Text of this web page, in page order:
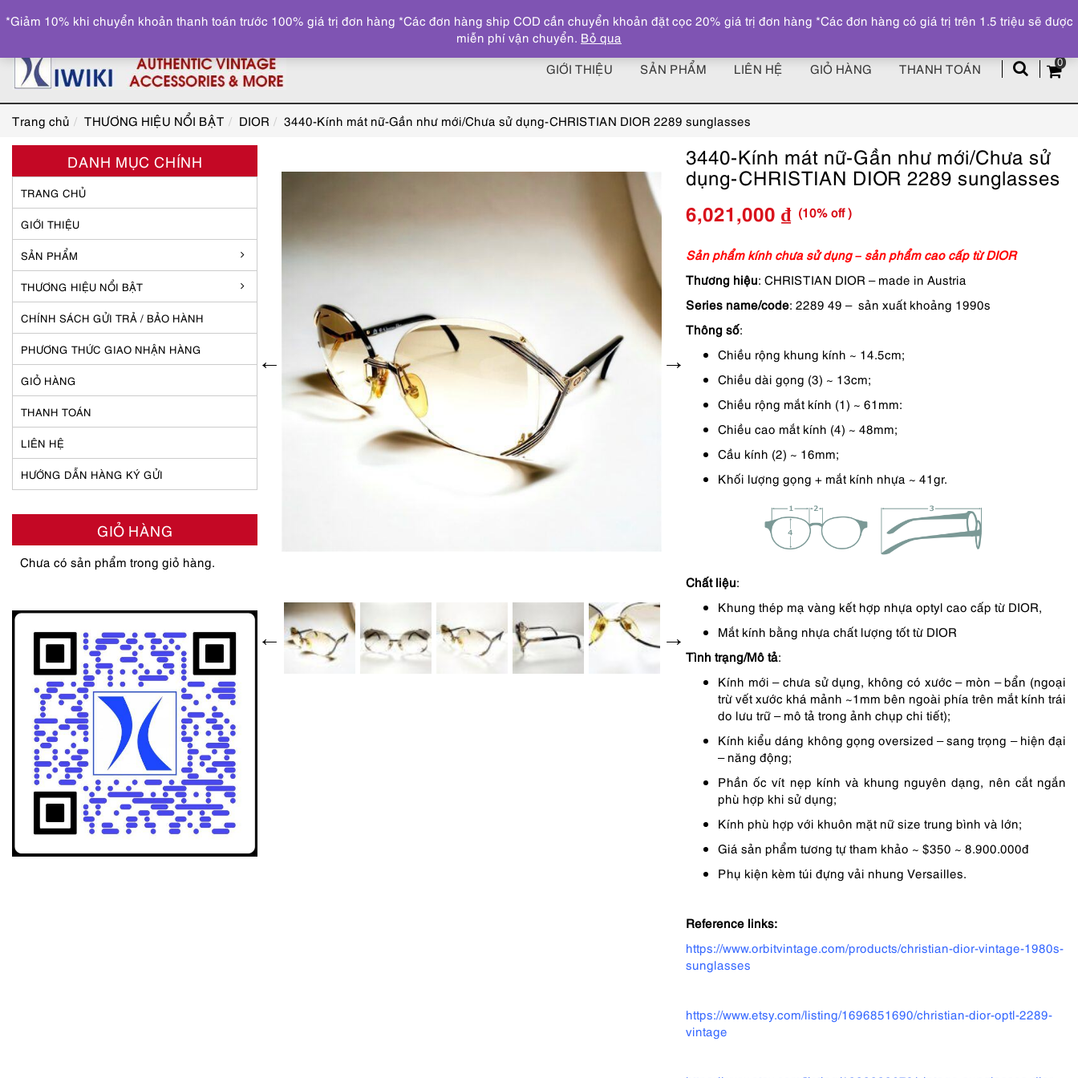
z
0
GIỚI THIỆU SẢN PHẨM LIÊN HỆ GIỎ HÀNG THANH TOÁN
Trang chủ THƯƠNG HIỆU NỔI BẬT DIOR 3440-Kính mát nữ-Gần như mới/Chưa sử dụng-CHRISTIAN DIOR 2289 sunglasses
3440-Kính mát nữ-Gần như mới/Chưa sử
dụng-CHRISTIAN DIOR 2289 sunglasses
Giá
gốc
là:
6,690,000 ₫.
6,021,000 ₫
Giá
hiện
tại
là:
(10% off )
Sản phẩm kính chưa sử dụng – sản phẩm cao cấp từ DIOR
Thương hiệu: CHRISTIAN DIOR – made in Austria
Series name/code: 2289 49 – sản xuất khoảng 1990s
Thông số:
Chiều rộng khung kính ~ 14.5cm;
Chiều dài gọng (3) ~ 13cm;
Chiều rộng mắt kính (1) ~ 61mm:
Chiều cao mắt kính (4) ~ 48mm;
Cầu kính (2) ~ 16mm;
Khối lượng gọng + mắt kính nhựa ~ 41gr.
Chất liệu:
Khung thép mạ vàng kết hợp nhựa optyl cao cấp từ DIOR,
Mắt kính bằng nhựa chất lượng tốt từ DIOR
Tình trạng/Mô tả:
Kính mới – chưa sử dụng, không có xước – mòn – bẩn (ngoại
trừ vết xước khá mảnh ~1mm bên ngoài phía trên mắt kính trái
do lưu trữ – mô tả trong ảnh chụp chi tiết);
Kính kiểu dáng không gọng oversized – sang trọng – hiện đại
– năng động;
Phần ốc vít nẹp kính và khung nguyên dạng, nên cắt ngắn
phù hợp khi sử dụng;
Kính phù hợp với khuôn mặt nữ size trung bình và lớn;
Giá sản phẩm tương tự tham khảo ~ $350 ~ 8.900.000đ
Phụ kiện kèm túi đựng vải nhung Versailles.
Reference links:
https://www.orbitvintage.com/products/christian-dior-vintage-1980s-
sunglasses
https://www.etsy.com/listing/1696851690/christian-dior-optl-2289-
vintage
DANH MỤC CHÍNH
TRANG CHỦ
GIỚI THIỆU
SẢN PHẨM
THƯƠNG HIỆU NỔI BẬT
CHÍNH SÁCH GỬI TRẢ / BẢO HÀNH
PHƯƠNG THỨC GIAO NHẬN HÀNG
GIỎ HÀNG
THANH TOÁN
LIÊN HỆ
HƯỚNG DẪN HÀNG KÝ GỬI
GIỎ HÀNG
Chưa có sản phẩm trong giỏ hàng.
*Giảm 10% khi chuyển khoản thanh toán trước 100% giá trị đơn hàng *Các đơn hàng ship COD cần chuyển khoản đặt cọc 20% giá trị đơn hàng *Các đơn hàng có giá trị trên 1.5 triệu sẽ được
miễn phí vận chuyển. Bỏ qua